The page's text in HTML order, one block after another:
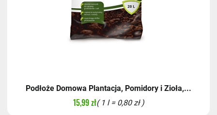
Podłoże Domowa Plantacja, Pomidory i Zioła,...
15,99 zł( 1 l = 0,80 zł )